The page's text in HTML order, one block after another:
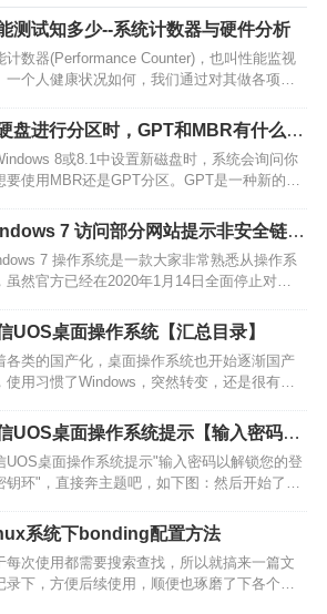
测试知多少--系统计数器与硬件分析
计数器(Performance Counter)，也叫性能监视
一个人健康状况如何，我们通过对其做各项体
那么在做性能测试过程中，整个系统的软硬件
监控也必不可少，监控所获得的数据也是我们
系统性能的主要依据。在整个系统中，对于不
软件和硬件，…
盘进行分区时，GPT和MBR有什么区
8或8.1中设置新磁盘时，系统会询问你
要使用MBR还是GPT分区。GPT是一种新的标
仍然拥有最好的兼容性。GPT并不是
专用的新标准—— Mac OS X，Linux，及
操作系统同样使用GPT。在使用新磁盘…
7 访问部分网站提示非安全链接
解决7 操作系统是一款大家非常熟悉从操作系
虽然官方已经在2020年1月14日全面停止对
有些程序的兼容性在Windows 7上也非常的优
不过在重新安装windows 7后不知大家是否碰到
似的问题，访问淘宝、京东，甚至百度…
UOS桌面操作系统【汇总目录】
各类的国产化，桌面操作系统也开始逐渐国产
使用习惯了Windows，突然转变，还是很有必
），以免自己用的时候不好找，后续可能会根
求持续更新。…
UOS桌面操作系统提示【输入密码以
您的登录密钥环】
UOS桌面操作系统提示"输入密码以解锁您的登
钥环"，直接奔主题吧，如下图：然后开始了各
步骤测试下：亲测有效…
系统下bonding配置方法
每次使用都需要搜索查找，所以就搞来一篇文
录下，方便后续使用，顺便也琢磨了下各个